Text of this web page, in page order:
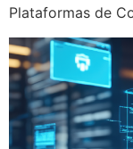
Plataformas de